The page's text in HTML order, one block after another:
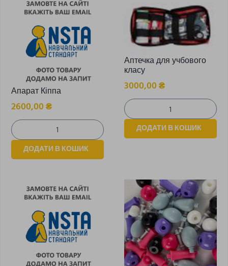
Апарат Кіппа
2600,00₴
ДОДАТИ В КОШИК
Аптечка для учбового
класу
3000,00₴
ДОДАТИ В КОШИК